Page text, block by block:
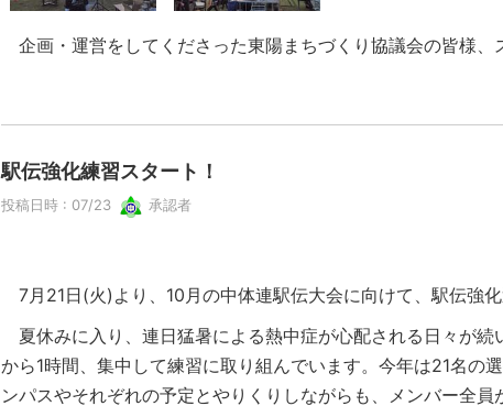
企画・運営をしてくださった東陽まちづくり協議会の皆様、
駅伝強化練習スタート！
投稿日時 : 07/23 承認者
7月21日(火)より、10月の中体連駅伝大会に向けて、駅伝強
夏休みに入り、連日猛暑による熱中症が心配される日々が
から1時間、集中して練習に取り組んでいます。今年は21名の
ンパスやそれぞれの予定とやりくりしながらも、メンバー全員